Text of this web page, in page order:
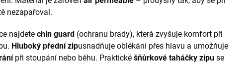
nezapařoval.
najdete chin guard (ochranu brady), která zvyšuje komfort při
Hluboký přední zipusnadňuje oblékání přes hlavu a umožňuje
při stoupání nebo běhu. Praktické šňůrkové taháčky zipu se